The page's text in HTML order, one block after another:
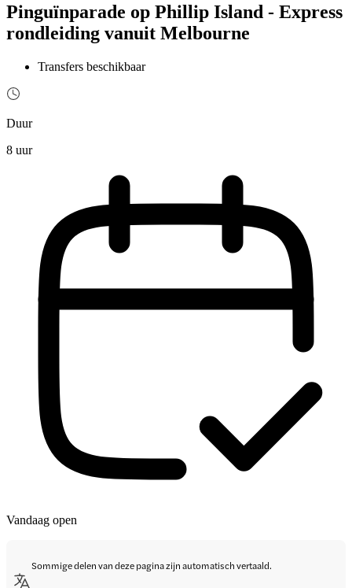
Pinguïnparade op Phillip Island - Express
rondleiding vanuit Melbourne
Transfers beschikbaar
Duur
8 uur
Vandaag open
Sommige delen van deze pagina zijn automatisch vertaald.